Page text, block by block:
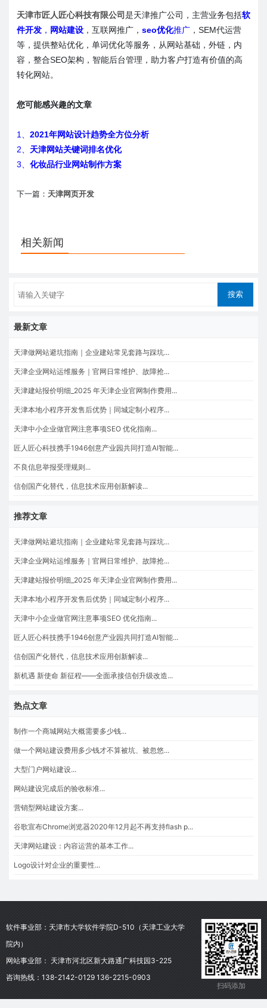
天津市匠人匠心科技有限公司是天津推广公司，主营业务包括软
件开发， 网站建设，互联网推广， seo优化推广，SEM代运营
等，提供整站优化，单词优化等服务，从网站基础，外链，内
容，整合SEO架构，智能后台管理，助力客户打造有价值的高
转化网站。
您可能感兴趣的文章
1、 2021年网站设计趋势全方位分析
2、 天津网站关键词排名优化
3、 化妆品行业网站制作方案
下一篇： 天津网页开发
相关新闻
最新文章
天津做网站避坑指南｜企业建站常见套路与踩坑...
天津企业网站运维服务｜官网日常维护、故障抢...
天津建站报价明细_2025 年天津企业官网制作费用...
天津本地小程序开发售后优势｜同城定制小程序...
天津中小企业做官网注意事项SEO 优化指南...
匠人匠心科技携手1946创意产业园共同打造AI智能...
不良信息举报受理规则...
信创国产化替代，信息技术应用创新解读...
推荐文章
天津做网站避坑指南｜企业建站常见套路与踩坑...
天津企业网站运维服务｜官网日常维护、故障抢...
天津建站报价明细_2025 年天津企业官网制作费用...
天津本地小程序开发售后优势｜同城定制小程序...
天津中小企业做官网注意事项SEO 优化指南...
匠人匠心科技携手1946创意产业园共同打造AI智能...
信创国产化替代，信息技术应用创新解读...
新机遇 新使命 新征程——全面承接信创升级改造...
热点文章
制作一个商城网站大概需要多少钱...
做一个网站建设费用多少钱才不算被坑、被忽悠...
大型门户网站建设...
网站建设完成后的验收标准...
营销型网站建设方案...
谷歌宣布Chrome浏览器2020年12月起不再支持flash p...
天津网站建设：内容运营的基本工作...
Logo设计对企业的重要性...
匠人匠心科技是从事天津网站建设、天津网站制作、
软件开发、移动建站、微信端、app项目等的开发公
司
软件事业部：天津市大学软件学院D-510（天津工业大学
院内）
网站事业部： 天津市河北区新大路通广科技园3-225
咨询热线：138-2142-0129 136-2215-0903
扫码添加